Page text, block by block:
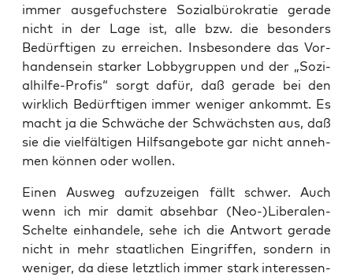
immer aus­ge­fuch­s­te­re Sozi­al­bü­ro­kra­tie gera­de
nicht in der Lage ist, alle bzw. die beson­ders
Bedürf­ti­gen zu errei­chen. Ins­be­son­de­re das Vor­
han­den­sein star­ker Lob­by­grup­pen und der „Sozi­
al­hil­fe-Pro­fis“ sorgt dafür, daß gera­de bei den
wirk­lich Bedürf­ti­gen immer weni­ger ankommt. Es
macht ja die Schwä­che der Schwächs­ten aus, daß
sie die viel­fäl­ti­gen Hilfs­an­ge­bo­te gar nicht anneh­
men kön­nen oder wollen.
Einen Aus­weg auf­zu­zei­gen fällt schwer. Auch
wenn ich mir damit abseh­bar (Neo-)Liberalen-
Schelte ein­han­de­le, sehe ich die Ant­wort gera­de
nicht in mehr staat­li­chen Ein­grif­fen, son­dern in
weni­ger, da die­se letzt­lich immer stark inter­es­sen­